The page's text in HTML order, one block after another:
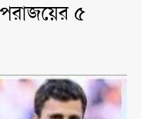
পরাজয়ের ৫